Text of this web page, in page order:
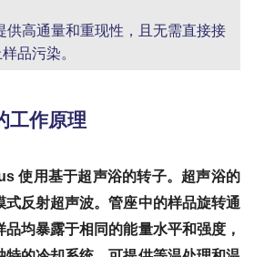
供高通量和重现性，且无需直接接
品污染。
工作原理
使用基于超声浴的转子。超声浴的
反射超声波。管座中的样品旋转通
均暴露于相同的能量水平和强度，